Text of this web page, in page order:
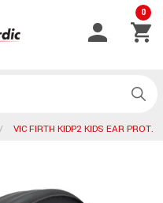
0
VIC FIRTH KIDP2 KIDS EAR PROT.